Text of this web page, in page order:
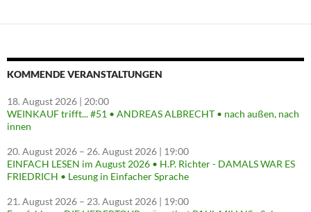
KOMMENDE VERANSTALTUNGEN
18. August 2026 | 20:00
WEINKAUF trifft... #51 • ANDREAS ALBRECHT • nach außen, nach
innen
20. August 2026 – 26. August 2026 | 19:00
EINFACH LESEN im August 2026 • H.P. Richter - DAMALS WAR ES
FRIEDRICH • Lesung in Einfacher Sprache
21. August 2026 – 23. August 2026 | 19:00